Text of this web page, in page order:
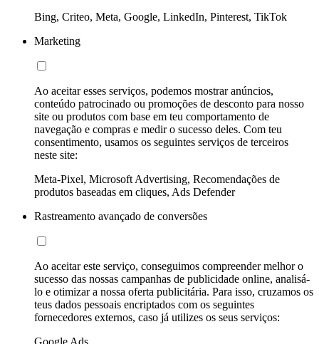
Bing, Criteo, Meta, Google, LinkedIn, Pinterest, TikTok
Marketing
Ao aceitar esses serviços, podemos mostrar anúncios,
conteúdo patrocinado ou promoções de desconto para nosso
site ou produtos com base em teu comportamento de
navegação e compras e medir o sucesso deles. Com teu
consentimento, usamos os seguintes serviços de terceiros
neste site:
Meta-Pixel, Microsoft Advertising, Recomendações de
produtos baseadas em cliques, Ads Defender
Rastreamento avançado de conversões
Ao aceitar este serviço, conseguimos compreender melhor o
sucesso das nossas campanhas de publicidade online, analisá-
lo e otimizar a nossa oferta publicitária. Para isso, cruzamos os
teus dados pessoais encriptados com os seguintes
fornecedores externos, caso já utilizes os seus serviços: